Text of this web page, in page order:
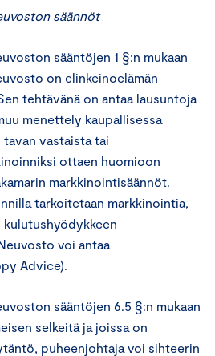
säännöt
sääntöjen 1 §:n mukaan
on elinkeinoelämän
tehtävänä on antaa lausuntoja
menettely kaupallisessa
vastaista tai
ottaen huomioon
markkinointisäännöt.
tarkoitetaan markkinointia,
voi antaa
Advice).
sääntöjen 6.5 §:n mukaan
selkeitä ja joissa on
puheenjohtaja voi sihteerin